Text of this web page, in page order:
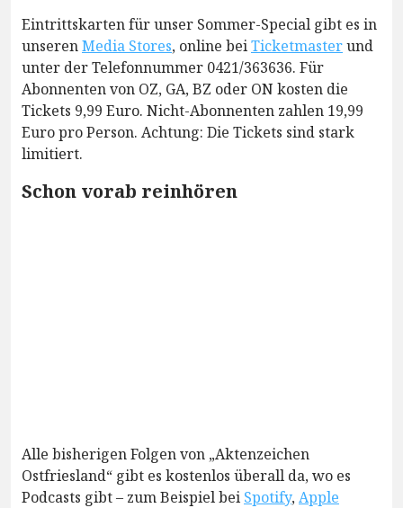
Eintrittskarten für unser Sommer-Special gibt es in
unserenMedia Stores, online beiTicketmasterund
unter der Telefonnummer 0421/363636. Für
Abonnenten von OZ, GA, BZ oder ON kosten die
Tickets 9,99 Euro. Nicht-Abonnenten zahlen 19,99
Euro pro Person. Achtung: Die Tickets sind stark
limitiert.
Schon vorab reinhören
Alle bisherigen Folgen von „Aktenzeichen
Ostfriesland“ gibt es kostenlos überall da, wo es
Podcasts gibt – zum Beispiel bei Spotify,Apple